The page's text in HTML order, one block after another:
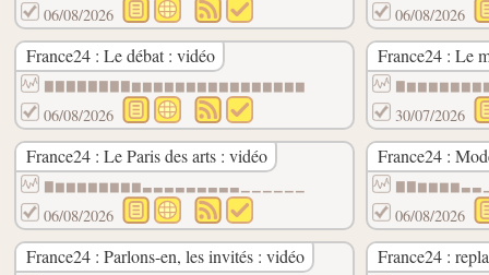
06/08/2026 06/08/2026
France24 : Le débat : vidéo
▇▇▇▇▇▇▇▇▆▆▆▆▆▆▆▆▆▆▆▆▆▆▆▆
06/08/2026
France24 : Le
30/07/2026
France24 : Le Paris des arts : vidéo
▇▆▆▆▆▆▆▆▆▃▃▃▃▃▃▃▃▃▁▁▁▁▁▁
06/08/2026
France24 :
06/08/2026
France24 : Parlons-en, les invités : vidéo France24 :